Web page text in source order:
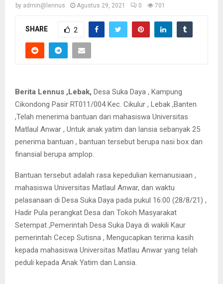
by admin@lennus Agustus 29, 2021 0 701
SHARE 2
Berita Lennus ,Lebak, Desa Suka Daya , Kampung
Cikondong Pasir RT011/004 Kec. Cikulur , Lebak ,Banten
,Telah menerima bantuan dari mahasiswa Universitas
Matlaul Anwar , Untuk anak yatim dan lansia sebanyak 25
penerima bantuan , bantuan tersebut berupa nasi box dan
finansial berupa amplop.
Bantuan tersebut adalah rasa kepedulian kemanusiaan ,
mahasiswa Universitas Matlaul Anwar, dan waktu
pelasanaan di Desa Suka Daya pada pukul 16:00 (28/8/21) ,
Hadir Pula perangkat Desa dan Tokoh Masyarakat
Setempat ,Pemerintah Desa Suka Daya di wakili Kaur
pemerintah Cecep Sutisna , Mengucapkan terima kasih
kepada mahasiswa Universitas Matlau Anwar yang telah
peduli kepada Anak Yatim dan Lansia.